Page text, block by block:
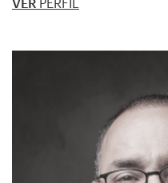
VER PERFIL